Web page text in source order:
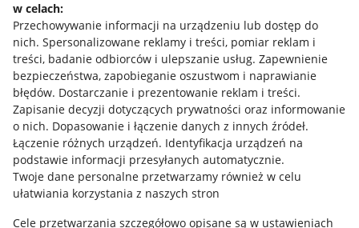
w celach:
Przechowywanie informacji na urządzeniu lub dostęp do
nich. Spersonalizowane reklamy i treści, pomiar reklam i
treści, badanie odbiorców i ulepszanie usług. Zapewnienie
bezpieczeństwa, zapobieganie oszustwom i naprawianie
błędów. Dostarczanie i prezentowanie reklam i treści.
Zapisanie decyzji dotyczących prywatności oraz informowanie
o nich. Dopasowanie i łączenie danych z innych źródeł.
Łączenie różnych urządzeń. Identyfikacja urządzeń na
podstawie informacji przesyłanych automatycznie.
Twoje dane personalne przetwarzamy również w celu
ułatwiania korzystania z naszych stron
Cele przetwarzania szczegółowo opisane są w ustawieniach
Allegro Gadane dla sprzedających
Allegro Gadane dla kupujących
Mapa miejscowości
Informacje prawne
Regulamin
Polityka plików "cookies"
Ustawienia plików "cookies"
Udostępnianie lokalizacji